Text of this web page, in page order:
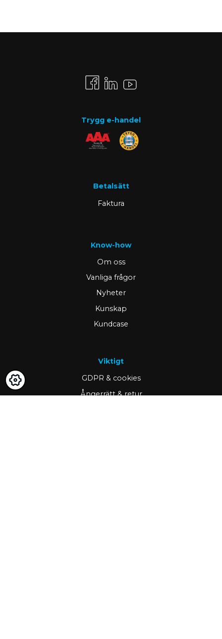
Trygg e-handel
Betalsätt
Faktura
Know-how
Om oss
Vanliga frågor
Nyheter
Kunskap
Kundcase
Viktigt
GDPR & cookies
Ångerrätt & retur